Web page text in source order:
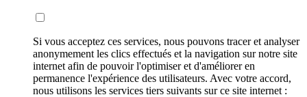
Si vous acceptez ces services, nous pouvons tracer et analyser
anonymement les clics effectués et la navigation sur notre site
internet afin de pouvoir l'optimiser et d'améliorer en
permanence l'expérience des utilisateurs. Avec votre accord,
nous utilisons les services tiers suivants sur ce site internet :